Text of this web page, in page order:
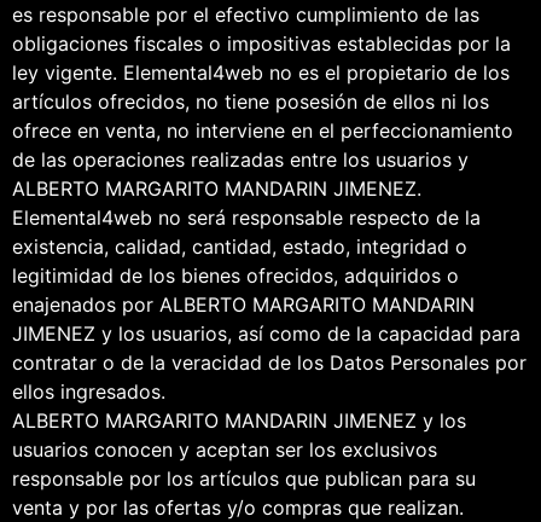
es responsable por el efectivo cumplimiento de las
obligaciones fiscales o impositivas establecidas por la
ley vigente. Elemental4web no es el propietario de los
artículos ofrecidos, no tiene posesión de ellos ni los
ofrece en venta, no interviene en el perfeccionamiento
de las operaciones realizadas entre los usuarios y
ALBERTO MARGARITO MANDARIN JIMENEZ.
Elemental4web no será responsable respecto de la
existencia, calidad, cantidad, estado, integridad o
legitimidad de los bienes ofrecidos, adquiridos o
enajenados por ALBERTO MARGARITO MANDARIN
JIMENEZ y los usuarios, así como de la capacidad para
contratar o de la veracidad de los Datos Personales por
ellos ingresados.
ALBERTO MARGARITO MANDARIN JIMENEZ y los
usuarios conocen y aceptan ser los exclusivos
responsable por los artículos que publican para su
venta y por las ofertas y/o compras que realizan.